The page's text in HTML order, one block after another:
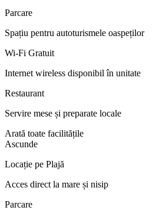
Parcare
Spațiu pentru autoturismele oaspeților
Wi-Fi Gratuit
Internet wireless disponibil în unitate
Restaurant
Servire mese și preparate locale
Arată toate facilitățile
Ascunde
Locație pe Plajă
Acces direct la mare și nisip
Parcare